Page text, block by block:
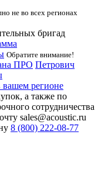
не во всех регионах
бригад
Обратите внимание!
ПРО Петрович
вашем регионе
а также по
сотрудничества
sales@acoustic.ru
8 (800) 222-08-77